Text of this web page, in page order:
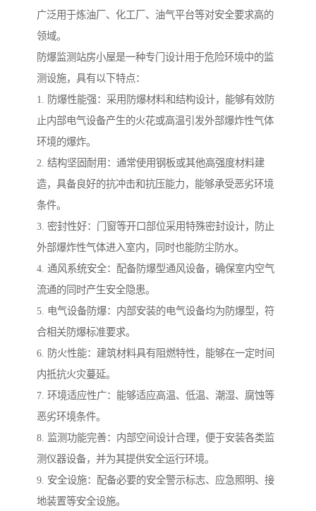
广泛用于炼油厂、化工厂、油气平台等对安全要求高的
领域。
防爆监测站房小屋是一种专门设计用于危险环境中的监
测设施，具有以下特点：
1. 防爆性能强：采用防爆材料和结构设计，能够有效防
止内部电气设备产生的火花或高温引发外部爆炸性气体
环境的爆炸。
2. 结构坚固耐用：通常使用钢板或其他高强度材料建
造，具备良好的抗冲击和抗压能力，能够承受恶劣环境
条件。
3. 密封性好：门窗等开口部位采用特殊密封设计，防止
外部爆炸性气体进入室内，同时也能防尘防水。
4. 通风系统安全：配备防爆型通风设备，确保室内空气
流通的同时产生安全隐患。
5. 电气设备防爆：内部安装的电气设备均为防爆型，符
合相关防爆标准要求。
6. 防火性能：建筑材料具有阻燃特性，能够在一定时间
内抵抗火灾蔓延。
7. 环境适应性广：能够适应高温、低温、潮湿、腐蚀等
恶劣环境条件。
8. 监测功能完善：内部空间设计合理，便于安装各类监
测仪器设备，并为其提供安全运行环境。
9. 安全设施：配备必要的安全警示标志、应急照明、接
地装置等安全设施。